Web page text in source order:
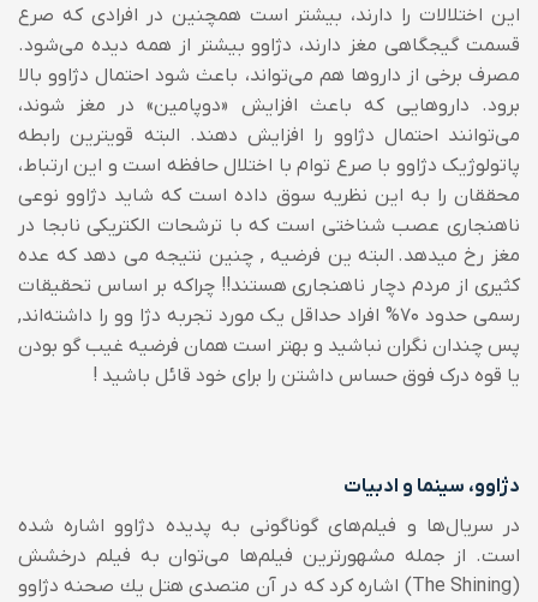
این اختلالات را دارند، بیشتر است همچنین در افرادی که صرع
قسمت گیجگاهی مغز دارند، دژاوو بیشتر از همه دیده می‌شود.
مصرف برخی از داروها هم می‌تواند، باعث شود احتمال دژاوو بالا
برود. داروهایی که باعث افزایش «دوپامین» در مغز شوند،
می‌توانند احتمال دژاوو را افزایش دهند. البته قویترین رابطه
پاتولوژیک دژاوو با صرع توام با اختلال حافظه است و این ارتباط،
محققان را به این نظریه سوق داده است که شاید دژاوو نوعی
ناهنجاری عصب شناختی است که با ترشحات الکتریکی نابجا در
مغز رخ میدهد. البته ین فرضیه , چنین نتیجه می دهد که عده
کثیری از مردم دچار ناهنجاری هستند!! چراکه بر اساس تحقیقات
رسمی حدود ۷۰% افراد حداقل یک مورد تجربه دژا وو را داشته‌اند,
پس چندان نگران نباشید و بهتر است همان فرضیه غیب گو بودن
یا قوه درک فوق حساس داشتن را برای خود قائل باشید !
دژاوو، سینما و ادبیات
در سریال‌ها و فیلم‌های گوناگونی به پدیده دژاوو اشاره شده
است. از جمله مشهورترین فیلم‌ها می‌توان به فیلم درخشش
(The Shining) اشاره كرد كه در آن متصدی هتل یك صحنه دژاوو